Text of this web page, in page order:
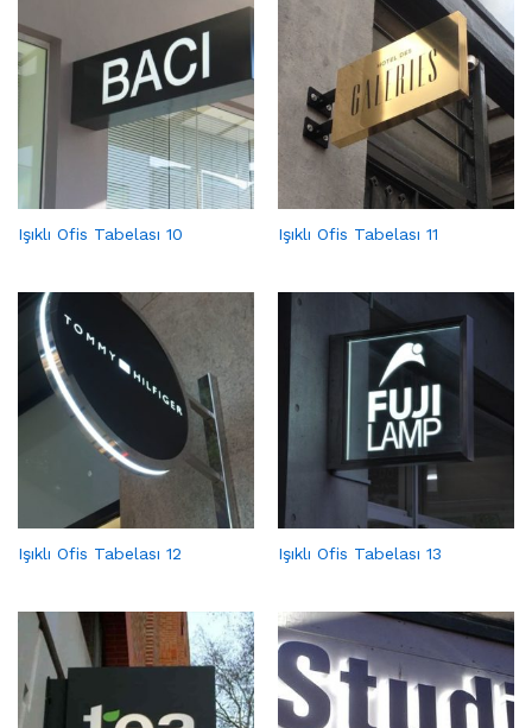
Işıklı Ofis Tabelası 10 Işıklı Ofis Tabelası 11
Işıklı Ofis Tabelası 12 Işıklı Ofis Tabelası 13